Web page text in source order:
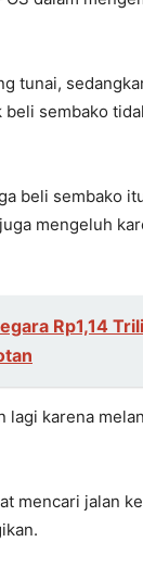
tunai,
sembako
beli sembako
mengeluh
Rp1,14
lagi karena
mencari jalan